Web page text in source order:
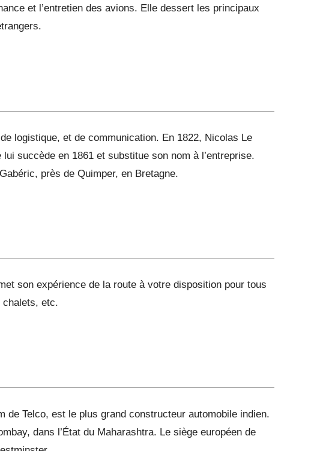
et l’entretien des avions. Elle dessert les principaux
logistique, et de communication. En 1822, Nicolas Le
succède en 1861 et substitue son nom à l’entreprise.
près de Quimper, en Bretagne.
son expérience de la route à votre disposition pour tous
etc.
de Telco, est le plus grand constructeur automobile indien.
dans l’État du Maharashtra. Le siège européen de